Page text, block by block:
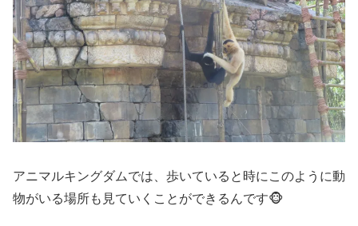
アニマルキングダムでは、歩いていると時にこのように動
物がいる場所も見ていくことができるんです🐵